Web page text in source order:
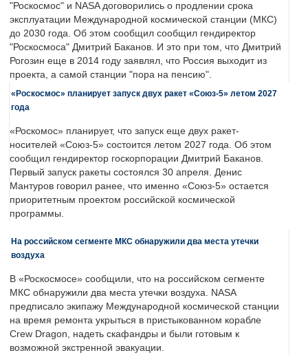
"Роскосмос" и NASA договорились о продлении срока
эксплуатации Международной космической станции (МКС)
до 2030 года. Об этом сообщил сообщил гендиректор
"Роскосмоса" Дмитрий Баканов. И это при том, что Дмитрий
Рогозин еще в 2014 году заявлял, что Россия выходит из
проекта, а самой станции "пора на пенсию".
«Роскосмос» планирует запуск двух ракет «Союз-5» летом 2027
года
«Роскомос» планирует, что запуск еще двух ракет-
носителей «Союз-5» состоится летом 2027 года. Об этом
сообщил гендиректор госкорпорации Дмитрий Баканов.
Первый запуск ракеты состоялся 30 апреля. Денис
Мантуров говорил ранее, что именно «Союз-5» остается
приоритетным проектом российской космической
программы.
На российском сегменте МКС обнаружили два места утечки
воздуха
В «Роскосмосе» сообщили, что на российском сегменте
МКС обнаружили два места утечки воздуха. NASA
предписало экипажу Международной космической станции
на время ремонта укрыться в пристыкованном корабле
Crew Dragon, надеть скафандры и были готовым к
возможной экстренной эвакуации.